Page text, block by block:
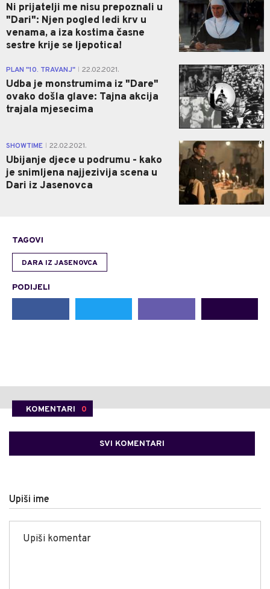
Ni prijatelji me nisu prepoznali u
"Dari": Njen pogled ledi krv u
venama, a iza kostima časne
sestre krije se ljepotica!
PLAN "10. TRAVANJ" 22.02.2021.
Udba je monstrumima iz "Dare"
ovako došla glave: Tajna akcija
trajala mjesecima
0
SHOWTIME 22.02.2021.
Ubijanje djece u podrumu - kako
je snimljena najjezivija scena u
Dari iz Jasenovca
0
TAGOVI
DARA IZ JASENOVCA
PODIJELI
KOMENTARI 0
SVI KOMENTARI
Upiši ime